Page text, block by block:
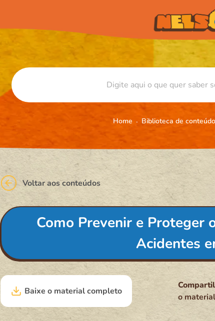
Home Biblioteca de
Voltar aos conteúdos
Como Prevenir e Proteger
Acidentes
Baixe o material completo
o